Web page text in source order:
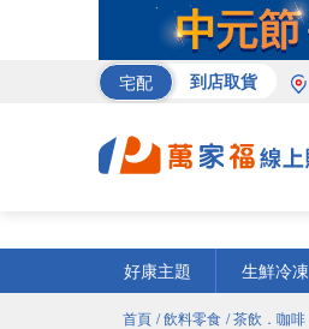
宅配 到店取貨
好康主題
生鮮冷凍
首頁 / 飲料零食 / 茶飲．咖啡